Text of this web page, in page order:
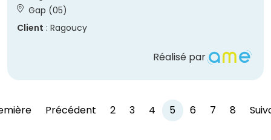
Gap (05)
Client : Ragoucy
Réalisé par
Précédent 2 3 4 5(current)
6 7 8